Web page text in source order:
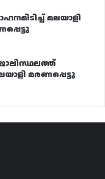
മലയാളി
മരണപ്പെട്ടു